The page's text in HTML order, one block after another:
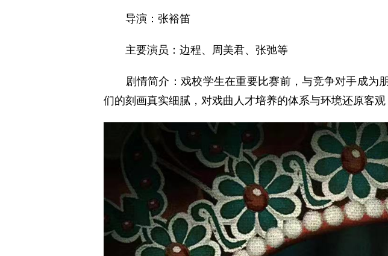
导演：张裕笛
主要演员：边程、周美君、张弛等
剧情简介：戏校学生在重要比赛前，与竞争对手成为朋
们的刻画真实细腻，对戏曲人才培养的体系与环境还原客